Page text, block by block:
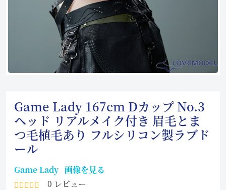
Game Lady 167cm Dカップ No.3
ヘッド リアルメイク付き 眉毛とま
つ毛植毛あり フルシリコン製ラブド
ール
Game Lady 画像を見る
0 レビュー